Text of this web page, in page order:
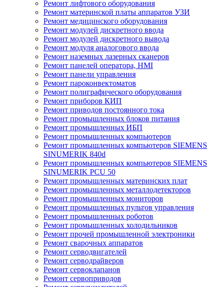
Ремонт лифтового оборудования
Ремонт материнской платы аппаратов УЗИ
Ремонт медицинского оборудования
Ремонт модулей дискретного ввода
Ремонт модулей дискретного вывода
Ремонт модуля аналогового ввода
Ремонт наземных лазерных сканеров
Ремонт панелей оператора, HMI
Ремонт панели управления
Ремонт пароконвектоматов
Ремонт полиграфического оборудования
Ремонт приборов КИП
Ремонт приводов постоянного тока
Ремонт промышленных блоков питания
Ремонт промышленных ИБП
Ремонт промышленных компьютеров
Ремонт промышленных компьютеров SIEMENS
SINUMERIK 840d
Ремонт промышленных компьютеров SIEMENS
SINUMERIK PCU 50
Ремонт промышленных материнских плат
Ремонт промышленных металлодетекторов
Ремонт промышленных мониторов
Ремонт промышленных пультов управления
Ремонт промышленных роботов
Ремонт промышленных холодильников
Ремонт прочей промышленной электроники
Ремонт сварочных аппаратов
Ремонт серводвигателей
Ремонт серводрайверов
Ремонт сервоклапанов
Ремонт сервоприводов